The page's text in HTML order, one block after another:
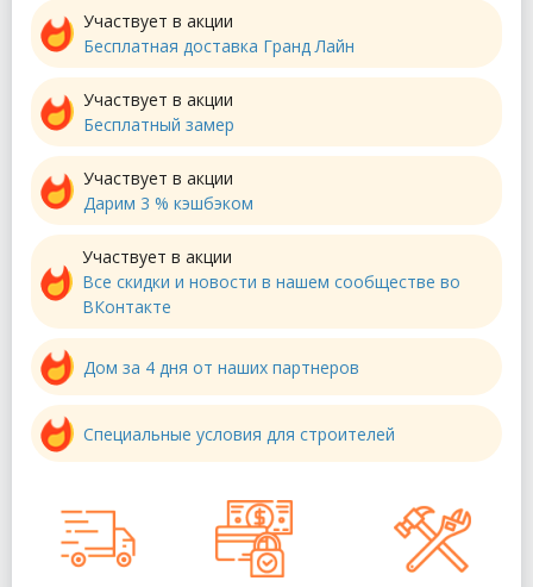
Участвует в акции
Бесплатная доставка Гранд Лайн
Участвует в акции
Бесплатный замер
Участвует в акции
Дарим 3 % кэшбэком
Участвует в акции
Все скидки и новости в нашем сообществе во
ВКонтакте
Дом за 4 дня от наших партнеров
Специальные условия для строителей